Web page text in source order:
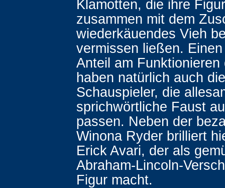
Klamotten, die ihre
zusammen mit dem
wiederkäuendes Vieh
vermissen ließen.
Anteil am Funktionieren
haben natürlich auch die
Schauspieler, die
sprichwörtliche Faust
passen. Neben der
Winona Ryder brilliert
Erick Avari, der als
Abraham-Lincoln-
Figur macht.